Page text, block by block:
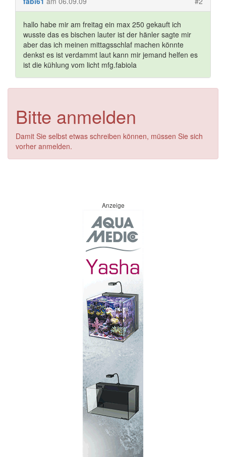
hallo habe mir am freitag ein max 250 gekauft ich
wusste das es bischen lauter ist der hänler sagte mir
aber das ich meinen mittagsschlaf machen könnte
denkst es ist verdammt laut kann mir jemand helfen es
ist die kühlung vom licht mfg.fabiola
Bitte anmelden
Damit Sie selbst etwas schreiben können, müssen Sie sich
vorher anmelden.
Anzeige